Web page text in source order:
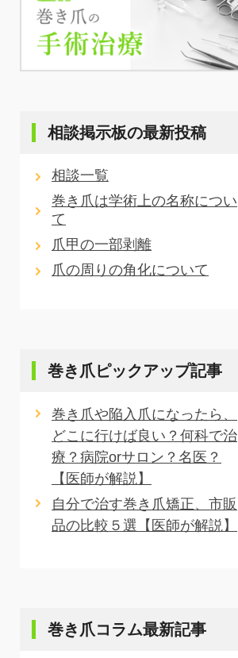
相談掲示板の最新投稿
相談一覧
巻き爪は学術上の名称につい
て
爪甲の一部剥離
爪の周りの角化について
巻き爪ピックアップ記事
巻き爪や陥入爪になったら、
どこに行けば良い？何科で治
療？病院orサロン？名医？
【医師が解説】
自分で治す巻き爪矯正、市販
品の比較５選【医師が解説】
巻き爪コラム最新記事